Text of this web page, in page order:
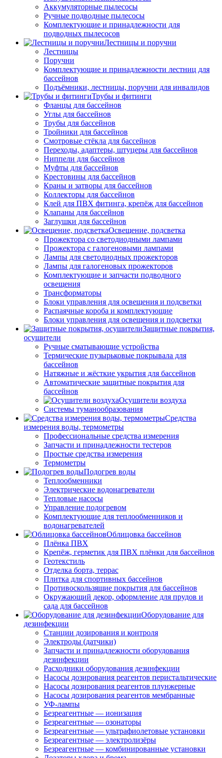
Аккумуляторные пылесосы
Ручные подводные пылесосы
Комплектующие и принадлежности для
подводных пылесосов
Лестницы и поручни
Лестницы
Поручни
Комплектующие и принадлежности лестниц для
бассейнов
Подъёмники, лестницы, поручни для инвалидов
Трубы и фитинги
Фланцы для бассейнов
Углы для бассейнов
Трубы для бассейнов
Тройники для бассейнов
Смотровые стёкла для бассейнов
Переходы, адаптеры, штуцеры для бассейнов
Ниппели для бассейнов
Муфты для бассейнов
Крестовины для бассейнов
Краны и затворы для бассейнов
Коллекторы для бассейнов
Клей для ПВХ фитинга, крепёж для бассейнов
Клапаны для бассейнов
Заглушки для бассейнов
Освещение, подсветка
Прожектора со светодиодными лампами
Прожектора с галогеновыми лампами
Лампы для светодиодных прожекторов
Лампы для галогеновых прожекторов
Комплектующие и запчасти подводного
освещения
Трансформаторы
Блоки управления для освещения и подсветки
Распаячные короба и комплектующие
Блоки управления для освещения и подсветки
Защитные покрытия,
осушители
Ручные сматывающие устройства
Термические пузырьковые покрывала для
бассейнов
Натяжные и жёсткие укрытия для бассейнов
Автоматические защитные покрытия для
бассейнов
Осушители воздуха
Системы туманообразования
Средства
измерения воды, термометры
Профессиональные средства измерения
Запчасти и принадлежности тестеров
Простые средства измерения
Термометры
Подогрев воды
Теплообменники
Электрические водонагреватели
Тепловые насосы
Управление подогревом
Комплектующие для теплообменников и
водонагревателей
Облицовка бассейнов
Плёнка ПВХ
Крепёж, герметик для ПВХ плёнки для бассейнов
Геотекстиль
Отделка борта, террас
Плитка для спортивных бассейнов
Противоскользящие покрытия для бассейнов
Окружающий декор, оформление для прудов и
сада для бассейнов
Оборудование для
дезинфекции
Станции дозирования и контроля
Электроды (датчики)
Запчасти и принадлежности оборудования
дезинфекции
Расходники оборудования дезинфекции
Насосы дозирования реагентов перистальтические
Насосы дозирования реагентов плунжерные
Насосы дозирования реагентов мембранные
УФ-лампы
Безреагентные — ионизация
Безреагентные — озонаторы
Безреагентные — ультрафиолетовые установки
Безреагентные — электролизёры
Безреагентные — комбинированные установки